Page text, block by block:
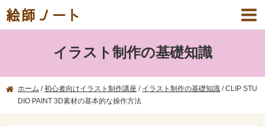
絵師ノート
イラスト制作の基礎知識
ホーム /初心者向けイラスト制作講座 / イラスト制作の基礎知識 /CLIP STU
DIO PAINT 3D素材の基本的な操作方法